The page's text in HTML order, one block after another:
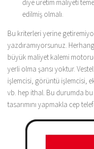
diye üretim maliyeti
edilmiş olmalı.
Bu kriterleri yerine
yazdıramıyorsunuz.
büyük maliyet kalemi
yerli olma şansı yoktur.
işlemcisi, görüntü işlemcisi,
vb. hep ithal. Bu durumda
tasarımını yapmakla cep